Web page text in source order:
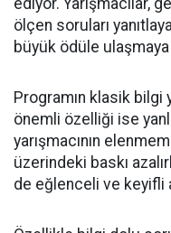
ediyor. Yarışmacılar,
ölçen soruları
büyük ödüle ulaşmaya
Programın klasik bilgi
önemli özelliği ise
yarışmacının
üzerindeki baskı
de eğlenceli ve keyifli